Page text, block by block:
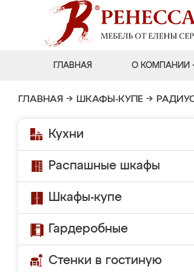
ГЛАВНАЯ О КОМПАНИИ
ГЛАВНАЯ → ШКАФЫ-КУПЕ →
Кухни
Распашные шкафы
Шкафы-купе
Гардеробные
Стенки в гостиную